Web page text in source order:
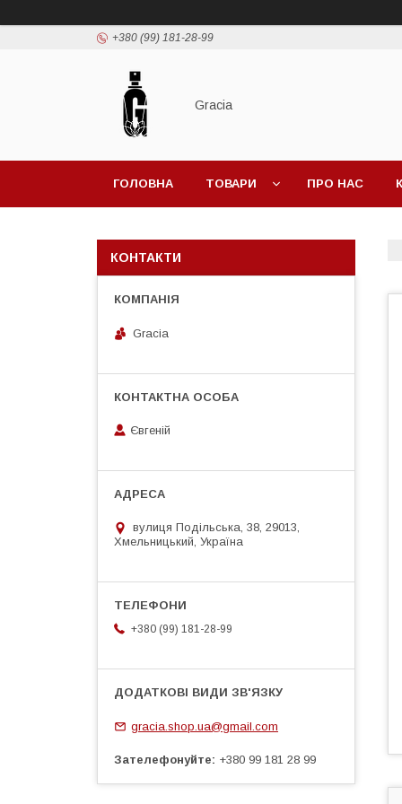
+380 (99) 181-28-99
Gracia
ГОЛОВНА ТОВАРИ ПРО НАС
КОНТАКТИ
Gracia
Євгеній
вулиця Подільська, 38, 29013,
Хмельницький, Україна
+380 (99) 181-28-99
gracia.shop.ua@gmail.com
Зателефонуйте +380 99 181 28 99